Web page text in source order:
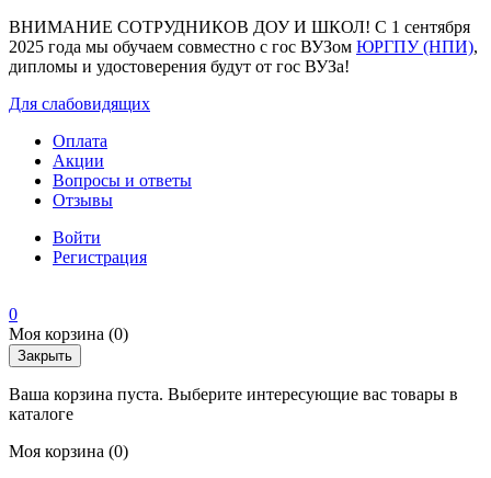
ВНИМАНИЕ СОТРУДНИКОВ ДОУ И ШКОЛ! С 1 сентября
2025 года мы обучаем совместно с гос ВУЗом ЮРГПУ (НПИ),
дипломы и удостоверения будут от гос ВУЗа!
Для слабовидящих
Оплата
Акции
Вопросы и ответы
Отзывы
Войти
Регистрация
0
Моя корзина (0)
Закрыть
Ваша корзина пуста. Выберите интересующие вас товары в
каталоге
Моя корзина (0)